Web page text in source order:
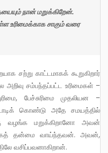
சாகும் வரை
சம்பந்தப்பட்ட உரிமைகள் –
பேச்சுரிமை முதலியன –
கொண்டு அதே சமயத்தில்
வழங்க மறுக்கிறானோ அவன்
தன்மை வாய்ந்தவன். அவன்,
வசிப்பவனாகிறான்.